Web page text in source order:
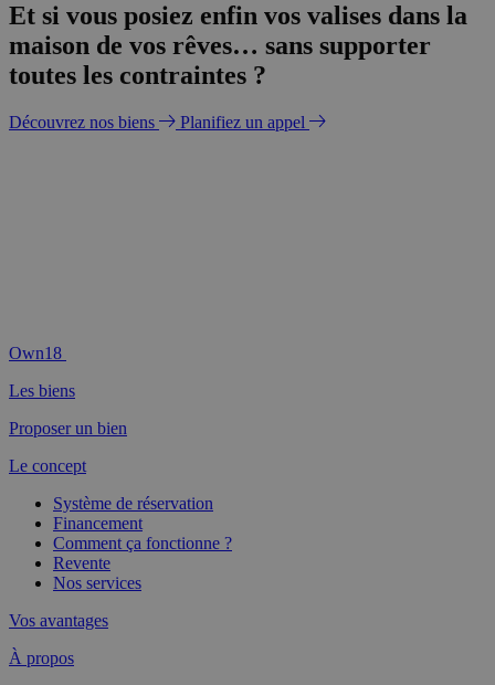
Et si vous posiez enfin vos valises dans la
maison de vos rêves… sans supporter
toutes les contraintes ?
Découvrez nos biens Planifiez un appel
Own18
Les biens
Proposer un bien
Le concept
Système de réservation
Financement
Comment ça fonctionne ?
Revente
Nos services
Vos avantages
À propos